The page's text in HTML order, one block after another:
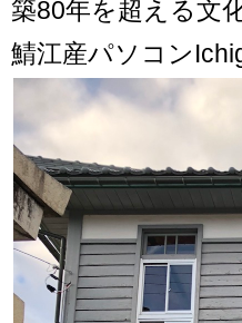
築80年を超える文
鯖江産パソコン